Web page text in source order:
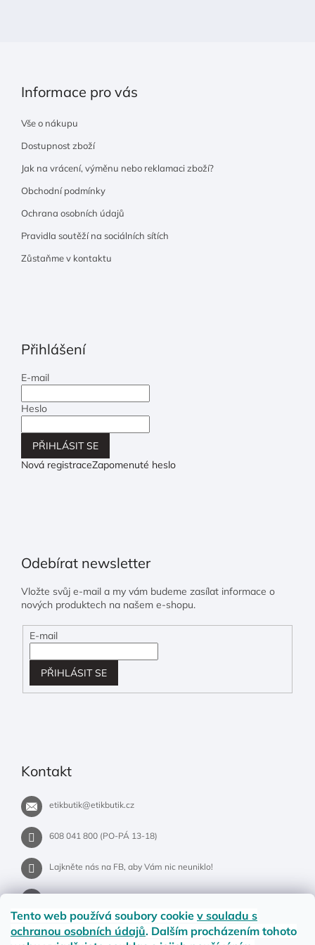
Tento web používá soubory cookie v souladu s
ochranou osobních údajů. Dalším procházením tohoto
Informace pro vás
Vše o nákupu
Dostupnost zboží
Jak na vrácení, výměnu nebo reklamaci zboží?
Obchodní podmínky
Ochrana osobních údajů
Pravidla soutěží na sociálních sítích
Zůstaňme v kontaktu
Přihlášení
E-mail
Heslo
PŘIHLÁSIT SE
Nová registraceZapomenuté heslo
Odebírat newsletter
Vložte svůj e-mail a my vám budeme zasílat informace o
nových produktech na našem e-shopu.
E-mail
PŘIHLÁSIT SE
Kontakt
etikbutik@etikbutik.cz
608 041 800 (PO-PÁ 13-18)
Lajkněte nás na FB, aby Vám nic neuniklo!